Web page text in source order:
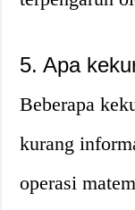
5. Apa
Beberapa
kurang
operasi